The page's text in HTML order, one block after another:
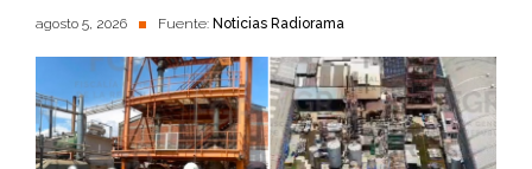
agosto 5, 2026 Fuente: Noticias Radiorama